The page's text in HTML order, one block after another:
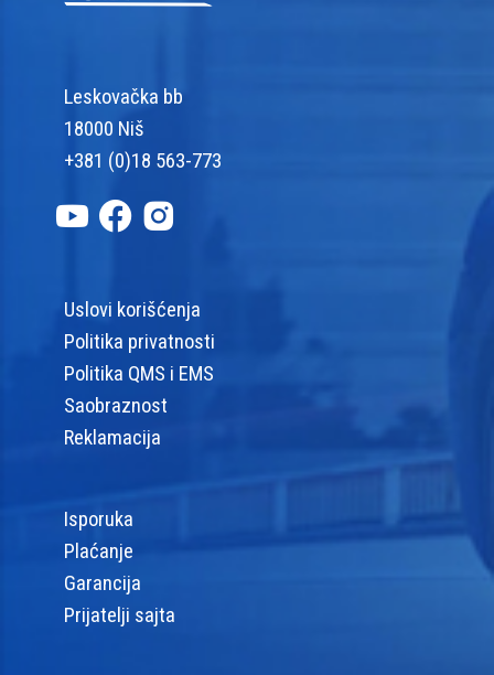
Leskovačka bb
18000 Niš
+381 (0)18 563-773
Uslovi korišćenja
Politika privatnosti
Politika QMS i EMS
Saobraznost
Reklamacija
Isporuka
Plaćanje
Garancija
Prijatelji sajta